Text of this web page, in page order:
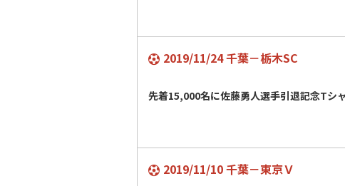
2019/11/24 千葉－栃木SC
先着15,000名に佐藤勇人選手引退記念Tシ
2019/11/10 千葉－東京Ｖ